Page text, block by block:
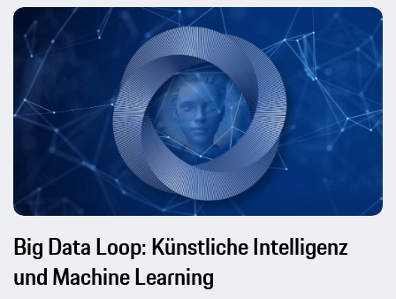
Big Data Loop: Künstliche Intelligenz
und Machine Learning